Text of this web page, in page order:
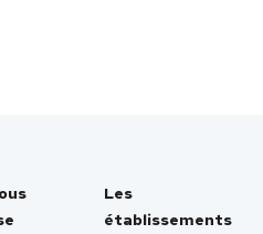
Les
établissements